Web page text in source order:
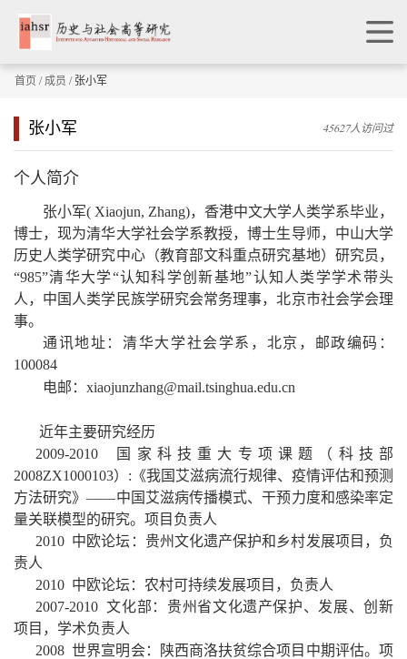
首页 / 成员 / 张小军
张小军 45627人访问过
个人简介
张小军( Xiaojun, Zhang)， 香港中文大学人类学系毕业，
博士，现为清华大学社会学系教授，博士生导师，中山大学
历史人类学研究中心（教育部文科重点研究基地）研究员，
“985”清华大学“认知科学创新基地”认知人类学学术带头
人， 中国人类学民族学研究会常务理事，北京市社会学会理
事。
通讯地址：清华大学社会学系，北京，邮政编码：
100084
电邮： xiaojunzhang@mail.tsinghua.edu.cn
近年主要研究经历
2009-2010
国家科技重大专项课题（科技部
2008ZX1000103） : 《我国艾滋病流行规律、疫情评估和预测
方法研究》——中国艾滋病传播模式、干预力度和感染率定
量关联模型的研究。项目负责人
2010 中欧论坛：贵州文化遗产保护和乡村发展项目，负
责人
2010 中欧论坛：农村可持续发展项目，负责人
2007-2010 文化部：贵州省文化遗产保护、发展、创新
项目，学术负责人
2008 世界宣明会：陕西商洛扶贫综合项目中期评估。项